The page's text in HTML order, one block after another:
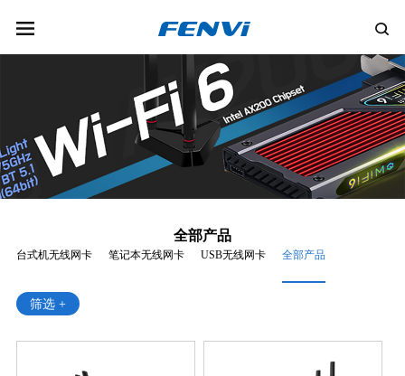
全部产品
台式机无线网卡 笔记本无线网卡 USB无线网卡 全部产品
筛选 +